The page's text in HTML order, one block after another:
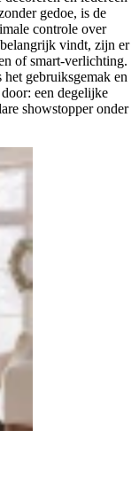
gedoe, is de
controle over
vindt, zijn er
of smart-verlichting.
gebruiksgemak en
een degelijke
showstopper onder